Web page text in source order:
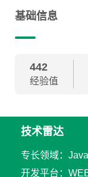
基础信息
442
经验值
技术雷达
专长领域：
开发平台：